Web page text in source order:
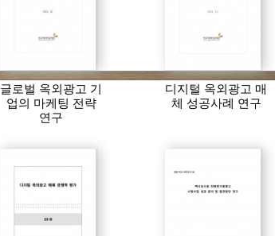
글로벌 옥외광고 기
업의 마케팅 전략
연구
디지털 옥외광고 매
체 성공사례 연구